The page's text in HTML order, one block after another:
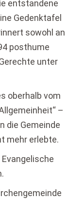
entstandene
Gedenktafel
sowohl an
posthume
unter
oberhalb vom
–
die Gemeinde
mehr erlebte.